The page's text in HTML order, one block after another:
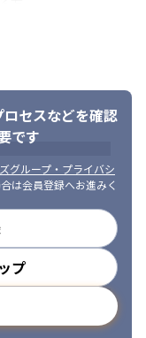
・Kubernetesと
々は JavaScript を採
解析によるバグの減
を進めております。
ラによる混雑状況を
の回避、人流コント
ス管理（MDM）サー
/運用し、IoTデバイ
による分析から文字
共有ができるサービ
ロセスなどを確認
です
グループ・プライバシ
は会員登録へお進みく
プ